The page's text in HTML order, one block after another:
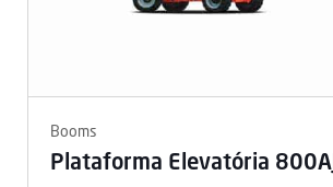
Booms
Plataforma Elevatória 800AJ